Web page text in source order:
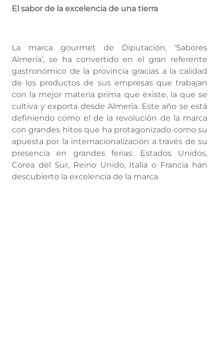
El sabor de la excelencia de una tierra
La marca gourmet de Diputación, ‘Sabores
Almería’, se ha convertido en el gran referente
gastronómico de la provincia gracias a la calidad
de los productos de sus empresas que trabajan
con la mejor materia prima que existe, la que se
cultiva y exporta desde Almería. Este año se está
definiendo como el de la revolución de la marca
con grandes hitos que ha protagonizado como su
apuesta por la internacionalización a través de su
presencia en grandes ferias: Estados Unidos,
Corea del Sur, Reino Unido, Italia o Francia han
descubierto la excelencia de la marca.